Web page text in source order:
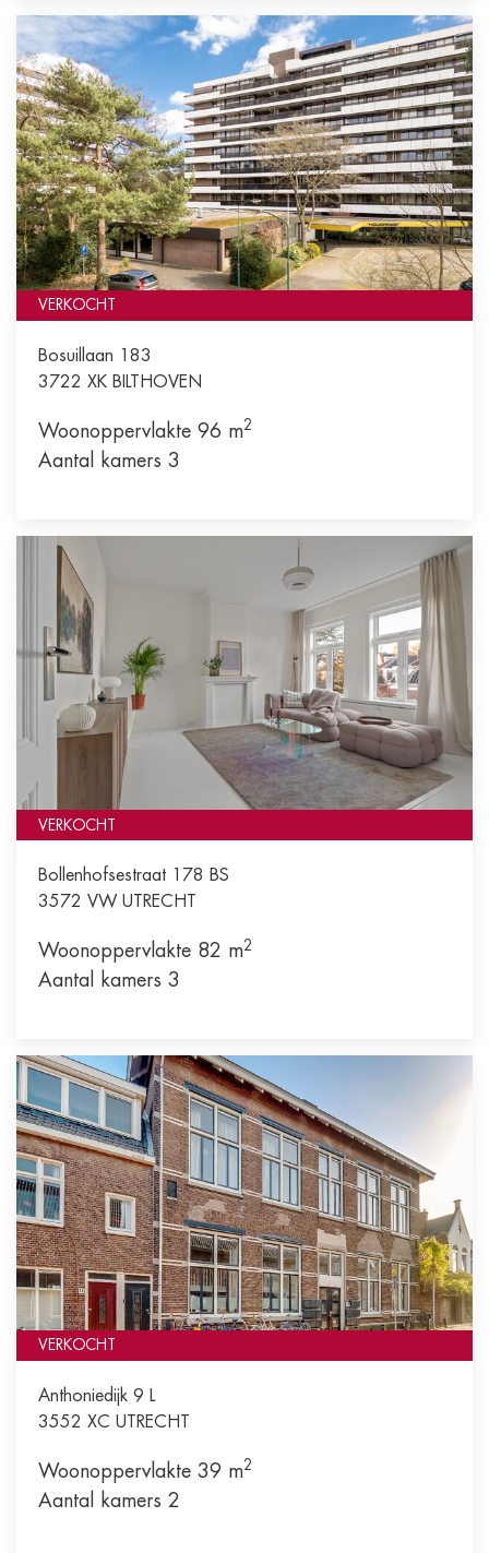
VERKOCHT
Bosuillaan 183
3722 XK BILTHOVEN
Woonoppervlakte 96 m2
Aantal kamers 3
VERKOCHT
Bollenhofsestraat 178 BS
3572 VW UTRECHT
Woonoppervlakte 82 m2
Aantal kamers 3
VERKOCHT
Anthoniedijk 9 L
3552 XC UTRECHT
Woonoppervlakte 39 m2
Aantal kamers 2